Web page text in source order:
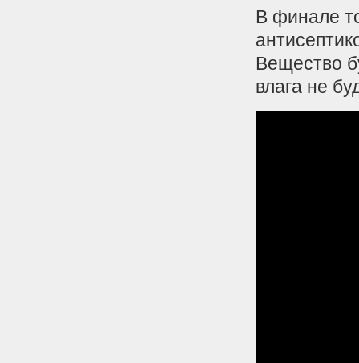
В финале
Вещество
влага не